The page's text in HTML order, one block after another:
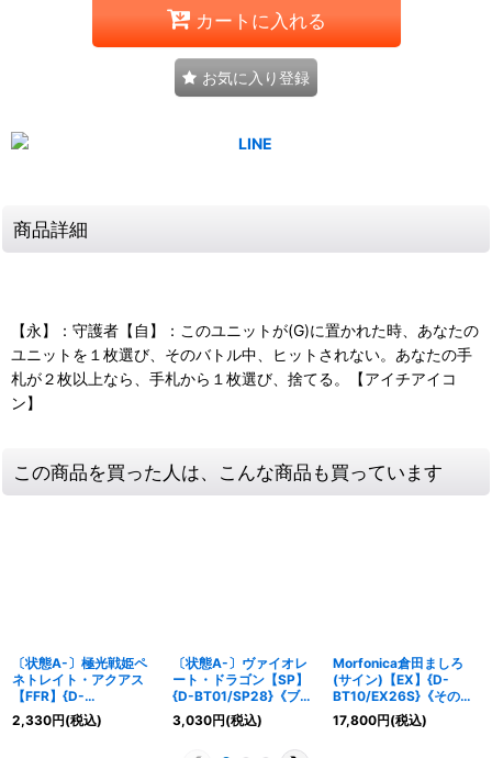
カートに入れる
お気に入り登録
商品詳細
【永】：守護者【自】：このユニットが(G)に置かれた時、あなたの
ユニットを１枚選び、そのバトル中、ヒットされない。あなたの手
札が２枚以上なら、手札から１枚選び、捨てる。【アイチアイコ
ン】
この商品を買った人は、こんな商品も買っています
〔状態A-〕極光戦姫ペ
ネトレイト・アクアス
【FFR】{D-
BT10/FFR07}《ブラン
トゲート》
2,330円(税込)
〔状態A-〕ヴァイオレ
ート・ドラゴン【SP】
{D-BT01/SP28}《ブラ
ントゲート》
3,030円(税込)
Morfonica倉田ましろ
(サイン)【EX】{D-
BT10/EX26S}《その
他》
17,800円(税込)